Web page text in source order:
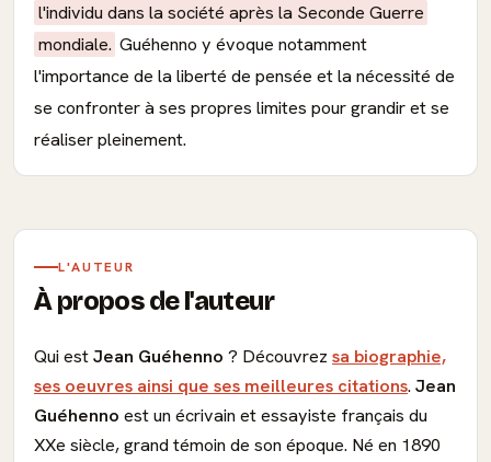
l'individu dans la société après la Seconde Guerre
mondiale. Guéhenno y évoque notamment
l'importance de la liberté de pensée et la nécessité de
se confronter à ses propres limites pour grandir et se
réaliser pleinement.
L'AUTEUR
À propos de l'auteur
Qui estJean Guéhenno ? Découvrez sa biographie,
ses oeuvres ainsi que ses meilleures citations. Jean
Guéhenno est un écrivain et essayiste français du
XXe siècle, grand témoin de son époque. Né en 1890